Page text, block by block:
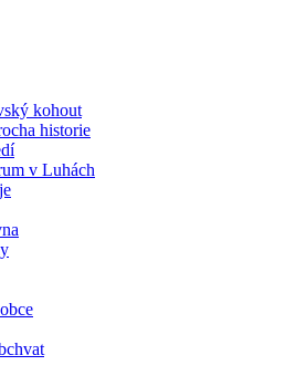
kohout
historie
v Luhách